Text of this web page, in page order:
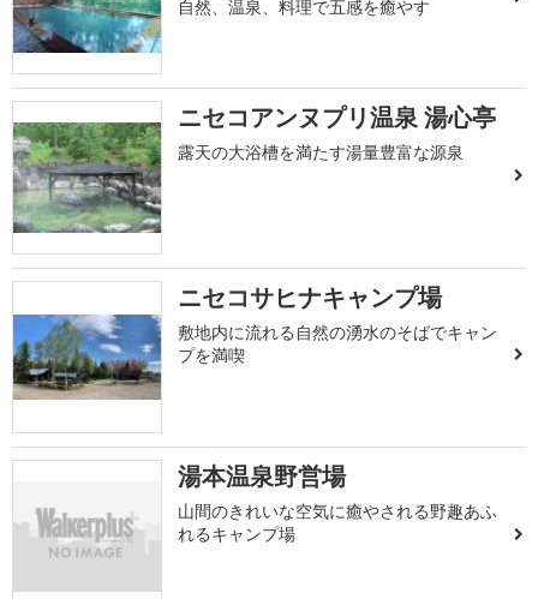
自然、温泉、料理で五感を癒やす
ニセコアンヌプリ温泉 湯心亭
露天の大浴槽を満たす湯量豊富な源泉
ニセコサヒナキャンプ場
敷地内に流れる自然の湧水のそばでキャン
プを満喫
湯本温泉野営場
山間のきれいな空気に癒やされる野趣あふ
れるキャンプ場